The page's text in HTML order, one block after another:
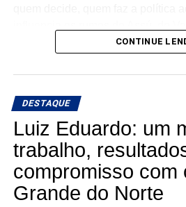
🎙️ O rádio ganha um novo espaço
Conexão com Alex Silva: onde a
bastidores viram informação.
📅 Estreia: 7 de agosto
📻 104 FM do Assú
🕢 Toda sexta-feira, das 7h30 às
CONTINUE
DESTAQUE
Luiz Eduardo: um
trabalho,
compromisso com
Grande do Norte